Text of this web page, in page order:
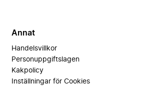
Annat
Handelsvillkor
Personuppgiftslagen
Kakpolicy
Inställningar för Cookies